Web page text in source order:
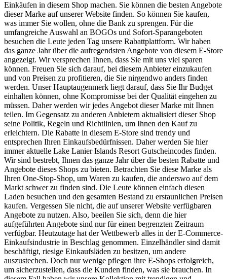
Einkäufen in diesem Shop machen. Sie können die besten Angebote
dieser Marke auf unserer Website finden. So können Sie kaufen,
was immer Sie wollen, ohne die Bank zu sprengen. Für die
umfangreiche Auswahl an BOGOs und Sofort-Sparangeboten
besuchen die Leute jeden Tag unsere Rabattplattform. Wir haben
das ganze Jahr über die aufregendsten Angebote von diesem E-Store
angezeigt. Wir versprechen Ihnen, dass Sie mit uns viel sparen
können. Freuen Sie sich darauf, bei diesem Anbieter einzukaufen
und von Preisen zu profitieren, die Sie nirgendwo anders finden
werden. Unser Hauptaugenmerk liegt darauf, dass Sie Ihr Budget
einhalten können, ohne Kompromisse bei der Qualität eingehen zu
müssen. Daher werden wir jedes Angebot dieser Marke mit Ihnen
teilen. Im Gegensatz zu anderen Anbietern aktualisiert dieser Shop
seine Politik, Regeln und Richtlinien, um Ihnen den Kauf zu
erleichtern. Die Rabatte in diesem E-Store sind trendy und
entsprechen Ihren Einkaufsbedürfnissen. Daher werden Sie hier
immer aktuelle Lake Lanier Islands Resort Gutscheincodes finden.
Wir sind bestrebt, Ihnen das ganze Jahr über die besten Rabatte und
Angebote dieses Shops zu bieten. Betrachten Sie diese Marke als
Ihren One-Stop-Shop, um Waren zu kaufen, die anderswo auf dem
Markt schwer zu finden sind. Die Leute können einfach diesen
Laden besuchen und den gesamten Bestand zu erstaunlichen Preisen
kaufen. Vergessen Sie nicht, die auf unserer Website verfügbaren
Angebote zu nutzen. Also, beeilen Sie sich, denn die hier
aufgeführten Angebote sind nur für einen begrenzten Zeitraum
verfügbar. Heutzutage hat der Wettbewerb alles in der E-Commerce-
Einkaufsindustrie in Beschlag genommen. Einzelhändler sind damit
beschäftigt, riesige Einkaufsläden zu besitzen, um andere
auszustechen. Doch nur wenige pflegen ihre E-Shops erfolgreich,
um sicherzustellen, dass die Kunden finden, was sie brauchen. In